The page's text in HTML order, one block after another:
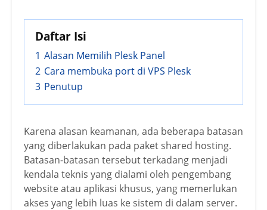
Daftar Isi
1 Alasan Memilih Plesk Panel
2 Cara membuka port di VPS Plesk
3 Penutup
Karena alasan keamanan, ada beberapa batasan
yang diberlakukan pada paket shared hosting.
Batasan-batasan tersebut terkadang menjadi
kendala teknis yang dialami oleh pengembang
website atau aplikasi khusus, yang memerlukan
akses yang lebih luas ke sistem di dalam server.